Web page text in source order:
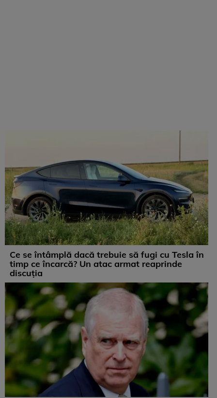
Ce se întâmplă dacă trebuie să fugi cu Tesla în
timp ce încarcă? Un atac armat reaprinde
discuția